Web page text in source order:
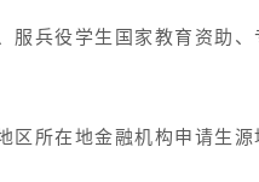
兵役学生国家教育资助、
区所在地金融机构申请生源